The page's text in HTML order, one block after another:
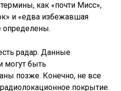
как «почти Мисс»,
и «едва избежавшая
определены.
радар. Данные
могут быть
позже. Конечно, не все
покрытие.